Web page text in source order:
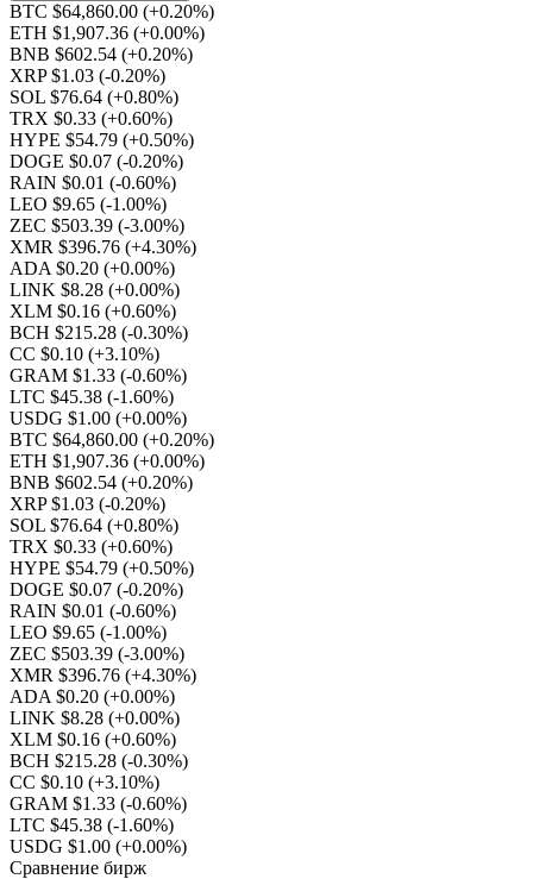
BTC $64,860.00 (+0.20%)
ETH $1,907.36 (+0.00%)
BNB $602.54 (+0.20%)
XRP $1.03 (-0.20%)
SOL $76.64 (+0.80%)
TRX $0.33 (+0.60%)
HYPE $54.79 (+0.50%)
DOGE $0.07 (-0.20%)
RAIN $0.01 (-0.60%)
LEO $9.65 (-1.00%)
ZEC $503.39 (-3.00%)
XMR $396.76 (+4.30%)
ADA $0.20 (+0.00%)
LINK $8.28 (+0.00%)
XLM $0.16 (+0.60%)
BCH $215.28 (-0.30%)
CC $0.10 (+3.10%)
GRAM $1.33 (-0.60%)
LTC $45.38 (-1.60%)
USDG $1.00 (+0.00%)
BTC $64,860.00 (+0.20%)
ETH $1,907.36 (+0.00%)
BNB $602.54 (+0.20%)
XRP $1.03 (-0.20%)
SOL $76.64 (+0.80%)
TRX $0.33 (+0.60%)
HYPE $54.79 (+0.50%)
DOGE $0.07 (-0.20%)
RAIN $0.01 (-0.60%)
LEO $9.65 (-1.00%)
ZEC $503.39 (-3.00%)
XMR $396.76 (+4.30%)
ADA $0.20 (+0.00%)
LINK $8.28 (+0.00%)
XLM $0.16 (+0.60%)
BCH $215.28 (-0.30%)
CC $0.10 (+3.10%)
GRAM $1.33 (-0.60%)
LTC $45.38 (-1.60%)
USDG $1.00 (+0.00%)
Сравнение бирж